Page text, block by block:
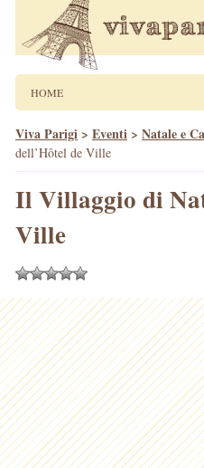
HOME
Viva Parigi > Eventi > Natale e
dell’Hôtel de Ville
Il Villaggio di
Ville